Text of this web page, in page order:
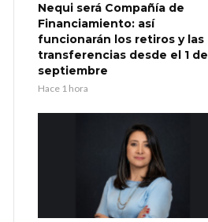
Nequi será Compañía de
Financiamiento: así
funcionarán los retiros y las
transferencias desde el 1 de
septiembre
Hace 1 hora